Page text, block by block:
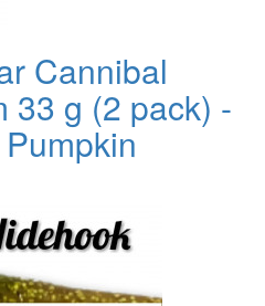
Cannibal
33 g (2 pack) -